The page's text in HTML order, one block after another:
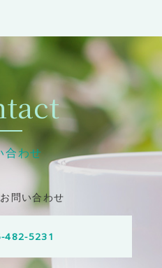
合わせ
問い合わせ
482-5231